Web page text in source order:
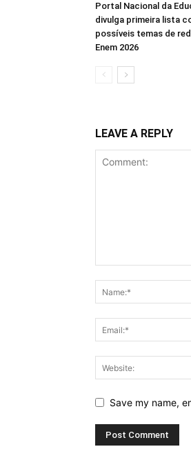
Portal Nacional da
divulga primeira lista
possíveis temas de
Enem 2026
LEAVE A REPLY
Save my name,